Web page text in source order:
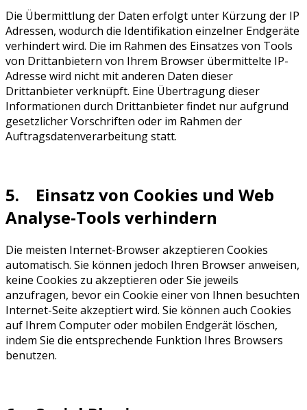
Die Übermittlung der Daten erfolgt unter Kürzung der IP
Adressen, wodurch die Identifikation einzelner Endgeräte
verhindert wird. Die im Rahmen des Einsatzes von Tools
von Drittanbietern von Ihrem Browser übermittelte IP-
Adresse wird nicht mit anderen Daten dieser
Drittanbieter verknüpft. Eine Übertragung dieser
Informationen durch Drittanbieter findet nur aufgrund
gesetzlicher Vorschriften oder im Rahmen der
Auftragsdatenverarbeitung statt.
5. Einsatz von Cookies und Web
Analyse-Tools verhindern
Die meisten Internet-Browser akzeptieren Cookies
automatisch. Sie können jedoch Ihren Browser anweisen,
keine Cookies zu akzeptieren oder Sie jeweils
anzufragen, bevor ein Cookie einer von Ihnen besuchten
Internet-Seite akzeptiert wird. Sie können auch Cookies
auf Ihrem Computer oder mobilen Endgerät löschen,
indem Sie die entsprechende Funktion Ihres Browsers
benutzen.